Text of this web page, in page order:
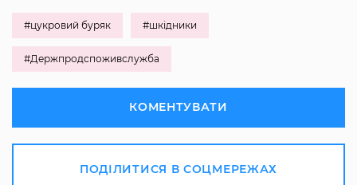
#цукровий буряк #шкідники
#Держпродспоживслужба
КОМЕНТУВАТИ
ПОДІЛИТИСЯ В СОЦМЕРЕЖАХ